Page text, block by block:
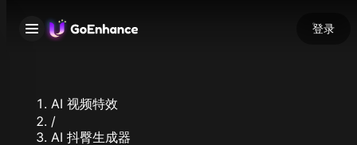
登录
AI 视频特效
/
AI 抖臀生成器